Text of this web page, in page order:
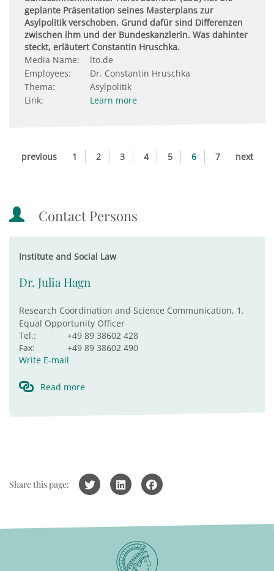
geplante Präsentation seines Masterplans zur
Asylpolitik verschoben. Grund dafür sind Differenzen
zwischen ihm und der Bundeskanzlerin. Was dahinter
steckt, erläutert Constantin Hruschka.
Media Name:
lto.de
Employees:
Dr. Constantin Hruschka
Thema:
Asylpolitik
Link:
Learn more
previous 1 2 3 4 5 6 7 next
Contact Persons
Institute and Social Law
Dr. Julia Hagn
Research Coordination and Science Communication, 1.
Equal Opportunity Officer
Tel.:
+49 89 38602 428
Fax:
+49 89 38602 490
Write E-mail
Read more
Share this page: